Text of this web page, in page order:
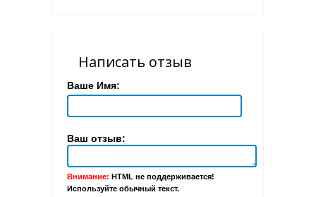
Написать отзыв
Ваше Имя:
Ваш отзыв:
Внимание: HTML не поддерживается!
Используйте обычный текст.